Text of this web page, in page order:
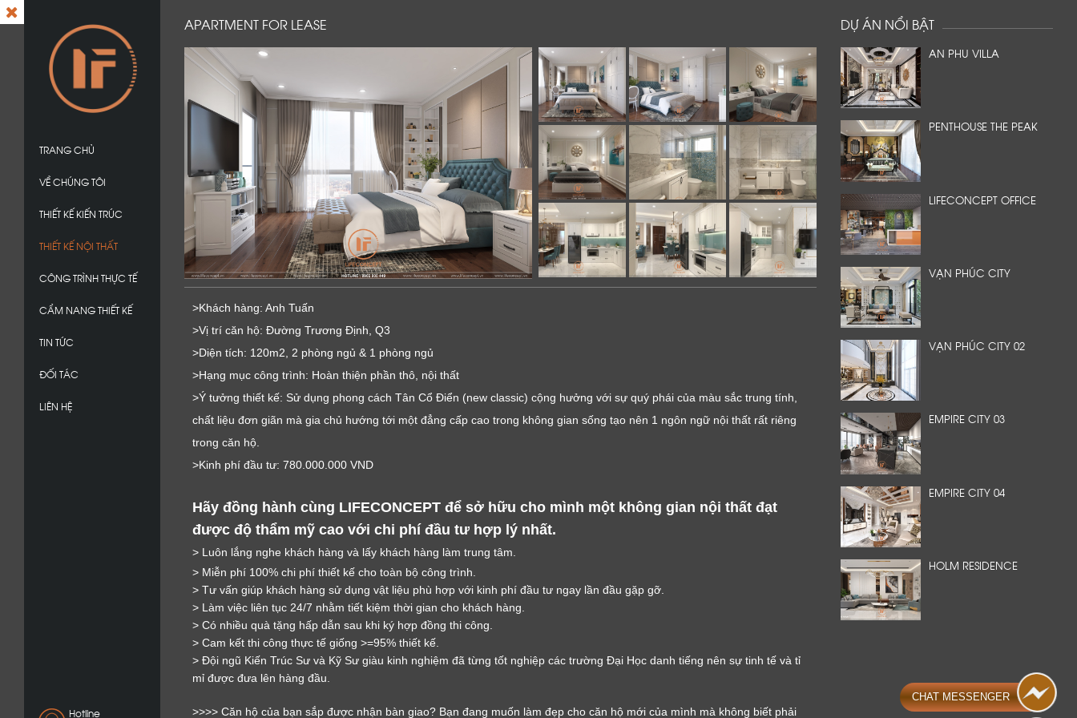
TRANG CHỦ
VỀ CHÚNG TÔI
THIẾT KẾ KIẾN TRÚC
THIẾT KẾ NỘI THẤT
CÔNG TRÌNH THỰC TẾ
CẨM NANG THIẾT KẾ
TIN TỨC
ĐỐI TÁC
LIÊN HỆ
Hotline
APARTMENT FOR LEASE
>Khách hàng: Anh Tuấn
>Vị trí căn hộ: Đường Trương Định, Q3
>Diện tích: 120m2, 2 phòng ngủ & 1 phòng ngủ
>Hạng mục công trình: Hoàn thiện phần thô, nội thất
>Ý tưởng thiết kế: Sử dụng phong cách Tân Cổ Điển (new classic) cộng hưởng với sự quý phái của màu sắc trung tính,
chất liệu đơn giãn mà gia chủ hướng tới một đẳng cấp cao trong không gian sống tạo nên 1 ngôn ngữ nội thất rất riêng
trong căn hộ.
>Kinh phí đầu tư: 780.000.000 VND
Hãy đồng hành cùng LIFECONCEPT để sở hữu cho mình một không gian nội thất đạt
được độ thẩm mỹ cao với chi phí đầu tư hợp lý nhất.
> Luôn lắng nghe khách hàng và lấy khách hàng làm trung tâm.
> Miễn phí 100% chi phí thiết kế cho toàn bộ công trình.
> Tư vấn giúp khách hàng sử dụng vật liệu phù hợp với kinh phí đầu tư ngay lần đầu gặp gỡ.
> Làm việc liên tục 24/7 nhằm tiết kiệm thời gian cho khách hàng.
> Có nhiều quà tặng hấp dẫn sau khi ký hợp đồng thi công.
> Cam kết thi công thực tế giống >=95% thiết kế.
> Đội ngũ Kiến Trúc Sư và Kỹ Sư giàu kinh nghiệm đã từng tốt nghiệp các trường Đại Học danh tiếng nên sự tinh tế và tỉ
mỉ được đưa lên hàng đầu.
>>>> Căn hộ của bạn sắp được nhận bàn giao? Bạn đang muốn làm đẹp cho căn hộ mới của mình mà không biết phải
DỰ ÁN NỔI BẬT
AN PHU VILLA
PENTHOUSE THE PEAK
LIFECONCEPT OFFICE
VẠN PHÚC CITY
VẠN PHÚC CITY 02
EMPIRE CITY 03
EMPIRE CITY 04
HOLM RESIDENCE
CHAT MESSENGER
LIFECONCEPT